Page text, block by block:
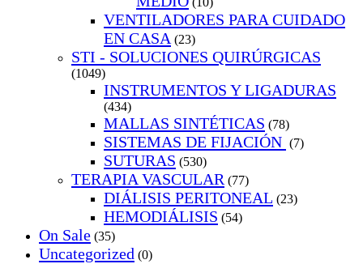
VENTILADORES PARA CUIDADO
EN CASA (23)
STI - SOLUCIONES QUIRÚRGICAS
(1049)
INSTRUMENTOS Y LIGADURAS
(434)
MALLAS SINTÉTICAS (78)
SISTEMAS DE FIJACIÓN (7)
SUTURAS (530)
TERAPIA VASCULAR (77)
DIÁLISIS PERITONEAL (23)
HEMODIÁLISIS (54)
On Sale (35)
Uncategorized (0)